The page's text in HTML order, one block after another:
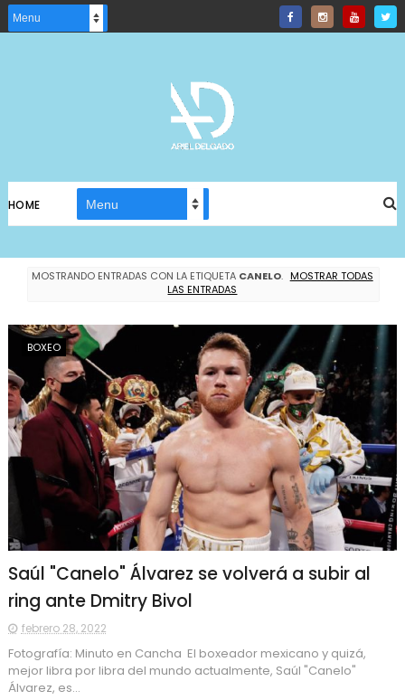
HOME
MOSTRANDO ENTRADAS CON LA ETIQUETA CANELO. MOSTRAR TODAS
LAS ENTRADAS
BOXEO
Saúl "Canelo" Álvarez se volverá a subir al
ring ante Dmitry Bivol
febrero 28, 2022
Fotografía: Minuto en Cancha El boxeador mexicano y quizá,
mejor libra por libra del mundo actualmente, Saúl "Canelo"
Álvarez, es...